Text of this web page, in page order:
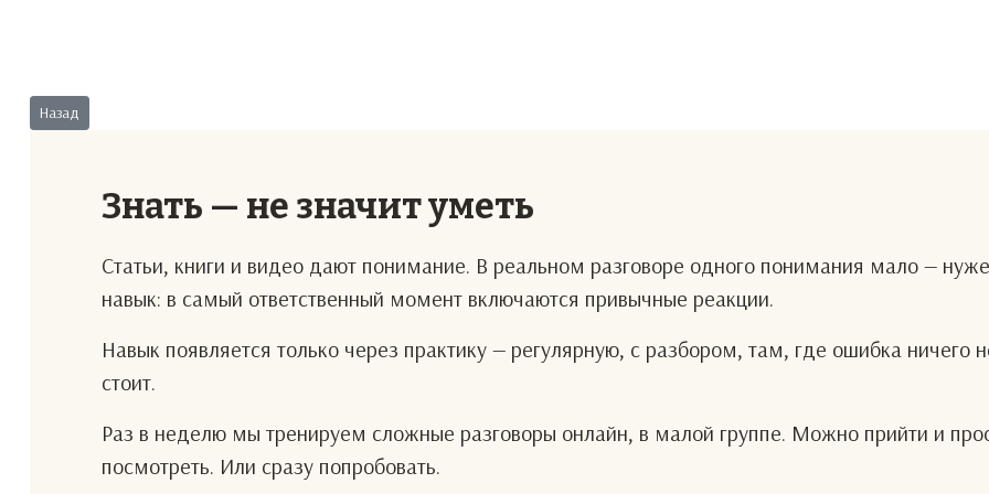
Предыдущий: Закупки
Назад
Знать — не значит уметь
Статьи, книги и видео дают понимание. В реальном разговоре одного понимания мало —
навык: в самый ответственный момент включаются привычные реакции.
Навык появляется только через практику — регулярную, с разбором, там, где ошибка ничего
стоит.
Раз в неделю мы тренируем сложные разговоры онлайн, в малой группе. Можно прийти и
посмотреть. Или сразу попробовать.